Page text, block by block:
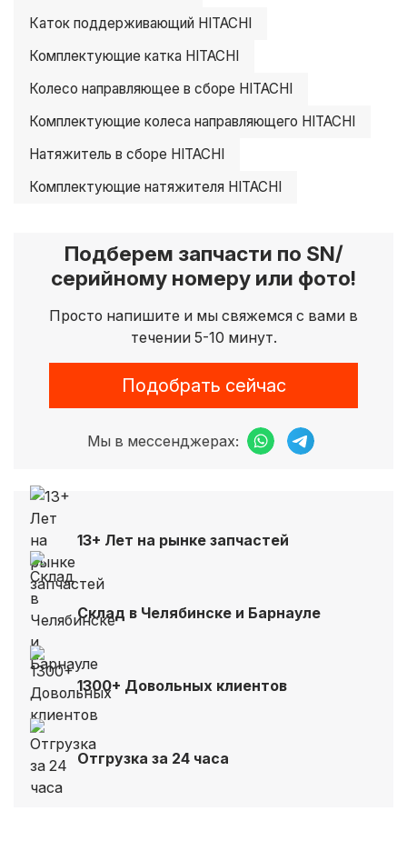
Каток поддерживающий HITACHI
Комплектующие катка HITACHI
Колесо направляющее в сборе HITACHI
Комплектующие колеса направляющего HITACHI
Натяжитель в сборе HITACHI
Комплектующие натяжителя HITACHI
Подберем запчасти по SN/
серийному номеру или фото!
Просто напишите и мы свяжемся с вами в
течении 5-10 минут.
Подобрать сейчас
Мы в мессенджерах:
13+ Лет на рынке запчастей
Склад в Челябинске и Барнауле
1300+ Довольных клиентов
Отгрузка за 24 часа